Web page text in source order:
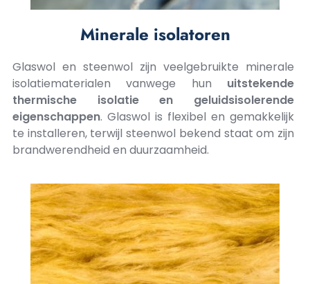
Minerale isolatoren
Glaswol en steenwol zijn veelgebruikte minerale
isolatiematerialen vanwege hun uitstekende
thermische isolatie en geluidsisolerende
eigenschappen. Glaswol is flexibel en gemakkelijk
te installeren, terwijl steenwol bekend staat om zijn
brandwerendheid en duurzaamheid.